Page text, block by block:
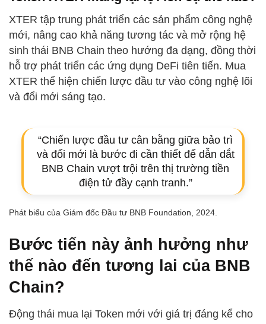
XTER tập trung phát triển các sản phẩm công nghệ
mới, nâng cao khả năng tương tác và mở rộng hệ
sinh thái BNB Chain theo hướng đa dạng, đồng thời
hỗ trợ phát triển các ứng dụng DeFi tiên tiến. Mua
XTER thể hiện chiến lược đầu tư vào công nghệ lõi
và đổi mới sáng tạo.
“Chiến lược đầu tư cân bằng giữa bảo trì
và đổi mới là bước đi cần thiết để dẫn dắt
BNB Chain vượt trội trên thị trường tiền
điện tử đầy cạnh tranh.”
Phát biểu của Giám đốc Đầu tư BNB Foundation, 2024.
Bước tiến này ảnh hưởng như
thế nào đến tương lai của BNB
Chain?
Động thái mua lại Token mới với giá trị đáng kể cho